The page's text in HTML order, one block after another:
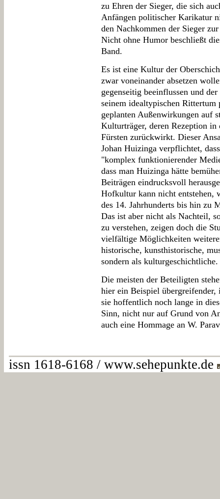
zu Ehren der Sieger, die sich
Anfängen politischer Karikatur
den Nachkommen der Sieger
Nicht ohne Humor beschließt
Band.
Es ist eine Kultur der
zwar voneinander absetzen
gegenseitig beeinflussen und
seinem idealtypischen Rittertum
geplanten Außenwirkungen auf
Kulturträger, deren Rezeption
Fürsten zurückwirkt. Dieser
Johan Huizinga verpflichtet,
"komplex funktionierender
dass man Huizinga hätte
Beiträgen eindrucksvoll
Hofkultur kann nicht entstehen,
des 14. Jahrhunderts bis hin zu
Das ist aber nicht als Nachteil,
zu verstehen, zeigen doch die
vielfältige Möglichkeiten
historische, kunsthistorische,
sondern als kulturgeschichtliche.
Die meisten der Beteiligten
hier ein Beispiel übergreifender,
sie hoffentlich noch lange in
Sinn, nicht nur auf Grund von
auch eine Hommage an W.
issn 1618-6168 / www.sehepunkte.de